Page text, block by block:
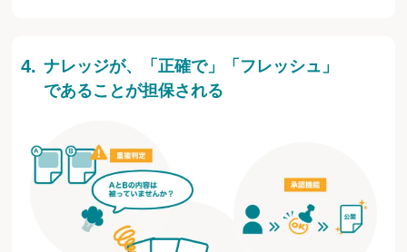
ナレッジが、「正確で」「フレッシュ」
であることが担保される